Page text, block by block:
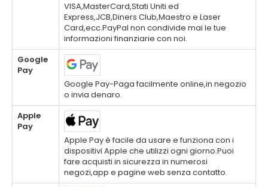
VISA,MasterCard,Stati Uniti ed
Express,JCB,Diners Club,Maestro e Laser
Card,ecc.PayPal non condivide mai le tue
informazioni finanziarie con noi.
Google
Pay
Google Pay-Paga facilmente online,in negozio
o invia denaro.
Apple
Pay
Apple Pay è facile da usare e funziona con i
dispositivi Apple che utilizzi ogni giorno.Puoi
fare acquisti in sicurezza in numerosi
negozi,app e pagine web senza contatto.